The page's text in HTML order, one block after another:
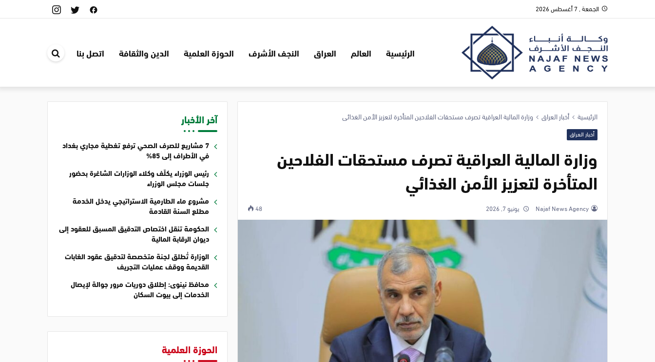
الجمعة , 7 أغسطس 2026
الرئيسية العالم العراق النجف الأشرف الحوزة العلمية الدين والثقافة اتصل بنا
الموقع
الرئيسية أخبار العراق وزارة المالية العراقية تصرف مستحقات الفلاحين المتأخرة لتعزيز الأمن الغذائي
أخبار العراق
وزارة المالية العراقية تصرف مستحقات الفلاحين
المتأخرة لتعزيز الأمن الغذائي
Najaf News Agency يونيو 7, 2026 48
آخر الأخبار
7 مشاريع للصرف الصحي ترفع تغطية مجاري بغداد
في الأطراف إلى 85%
رئيس الوزراء يكلّف وكلاء الوزارات الشاغرة بحضور
جلسات مجلس الوزراء
مشروع ماء الطارمية الاستراتيجي يدخل الخدمة
مطلع السنة القادمة
الحكومة تنقل اختصاص التدقيق المسبق للعقود إلى
ديوان الرقابة المالية
الوزارة تُطلق لجنة متخصصة لتدقيق عقود الغابات
القديمة ووقف عمليات التجريف
محافظ نينوى: إطلاق دوريات مرور جوالة لإيصال
الخدمات إلى بيوت السكان
الحوزة العلمية